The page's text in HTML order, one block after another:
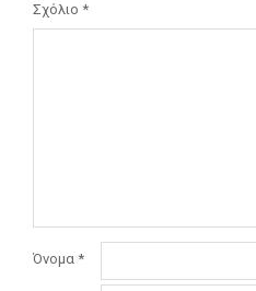
Σχόλιο *
Όνομα *